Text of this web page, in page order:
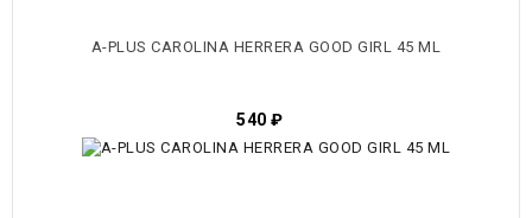
A-PLUS CAROLINA HERRERA GOOD GIRL 45 ML
540 ₽